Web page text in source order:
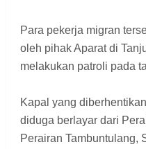
Para pekerja migran
oleh pihak Aparat di
melakukan patroli pada
Kapal yang
diduga berlayar dari
Perairan Tambuntulang,